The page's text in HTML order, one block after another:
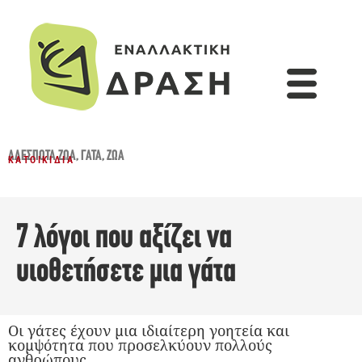
ΑΔΈΣΠΟΤΑ ΖΏΑ,ΓΆΤΑ,ΖΏΑ
ΚΑΤΟΙΚΊΔΙΑ
7 λόγοι που αξίζει να
υιοθετήσετε μια γάτα
Οι γάτες έχουν μια ιδιαίτερη γοητεία και
κομψότητα που προσελκύουν πολλούς